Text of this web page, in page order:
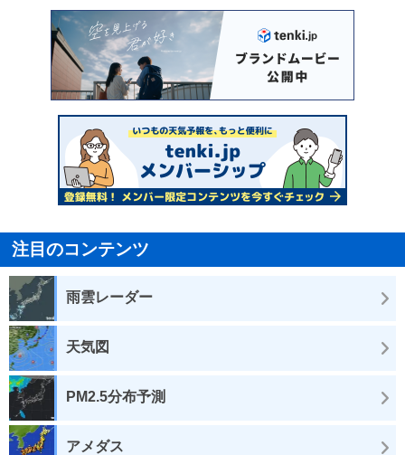
注目のコンテンツ
雨雲レーダー
天気図
PM2.5分布予測
アメダス